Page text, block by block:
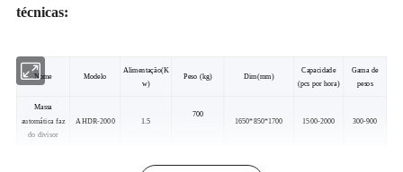
técnicas:
Nome Modelo
Alimentação(K
w)
Peso (kg) Dim(mm)
Capacidade
(pcs por hora)
Gama de
pesos
Massa
automática faz
do divisor
A HDR-2000 1.5
700
1650*850*1700 1500-2000 300-900